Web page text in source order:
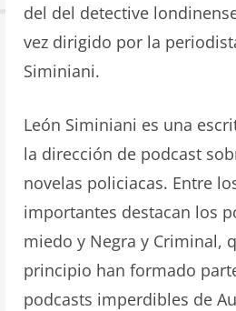
del del detective
vez dirigido por la
Siminiani.
León Siminiani es una
la dirección de podcast
novelas policiacas. Entre
importantes destacan los
miedo y Negra y Criminal,
principio han formado
podcasts imperdibles de